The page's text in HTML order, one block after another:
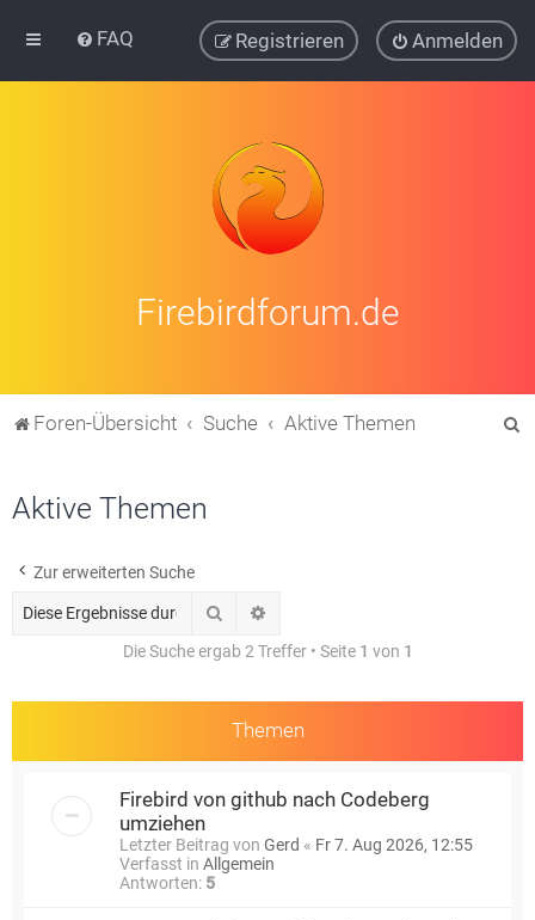
FAQ Anmelden
Registrieren
Firebirdforum.de
Foren-Übersicht Suche Aktive Themen
Aktive Themen
Zur erweiterten Suche
Suche
Die Suche ergab 2 Treffer • Seite 1 von 1
Themen
Firebird von github nach Codeberg
umziehen
Letzter Beitrag von Gerd « Fr 7. Aug 2026, 12:55
Verfasst in Allgemein
Antworten: 5